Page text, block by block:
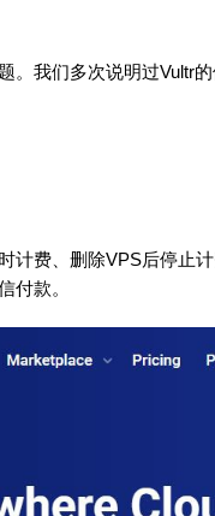
。我们多次说明过Vultr
计费、删除VPS后停止
付款。